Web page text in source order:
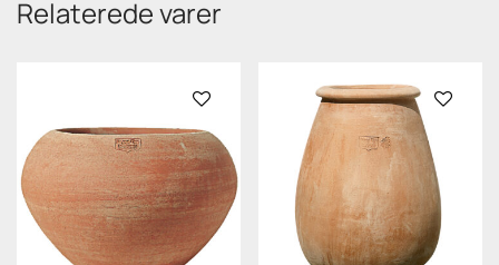
Relaterede varer